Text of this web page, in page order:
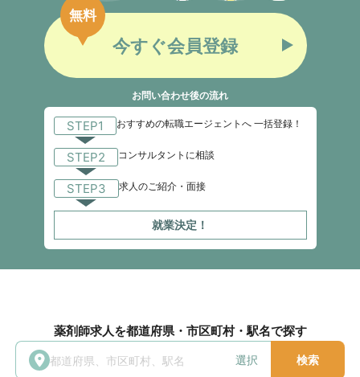
今すぐ会員登録
無料
お問い合わせ後の流れ
STEP1 おすすめの転職エージェントへ 一括登録！
STEP2 コンサルタントに相談
STEP3 求人のご紹介・面接
就業決定！
薬剤師求人を都道府県・市区町村・駅名で探す
選択 検索